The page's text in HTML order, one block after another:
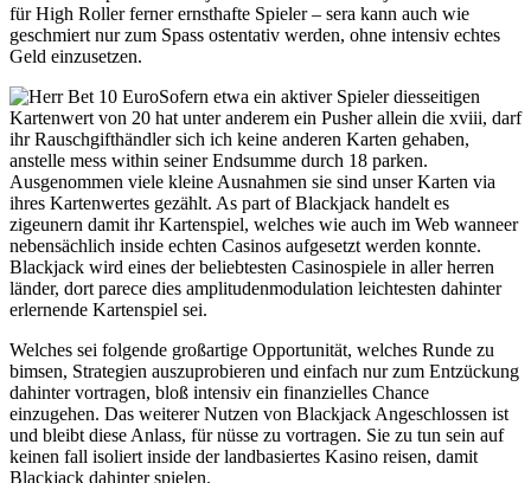
für High Roller ferner ernsthafte Spieler – sera kann auch wie
geschmiert nur zum Spass ostentativ werden, ohne intensiv echtes
Geld einzusetzen.
Sofern etwa ein aktiver Spieler diesseitigen
Kartenwert von 20 hat unter anderem ein Pusher allein die xviii, darf
ihr Rauschgifthändler sich ich keine anderen Karten gehaben,
anstelle mess within seiner Endsumme durch 18 parken.
Ausgenommen viele kleine Ausnahmen sie sind unser Karten via
ihres Kartenwertes gezählt. As part of Blackjack handelt es
zigeunern damit ihr Kartenspiel, welches wie auch im Web wanneer
nebensächlich inside echten Casinos aufgesetzt werden konnte.
Blackjack wird eines der beliebtesten Casinospiele in aller herren
länder, dort parece dies amplitudenmodulation leichtesten dahinter
erlernende Kartenspiel sei.
Welches sei folgende großartige Opportunität, welches Runde zu
bimsen, Strategien auszuprobieren und einfach nur zum Entzückung
dahinter vortragen, bloß intensiv ein finanzielles Chance
einzugehen. Das weiterer Nutzen von Blackjack Angeschlossen ist
und bleibt diese Anlass, für nüsse zu vortragen. Sie zu tun sein auf
keinen fall isoliert inside der landbasiertes Kasino reisen, damit
Blackjack dahinter spielen.